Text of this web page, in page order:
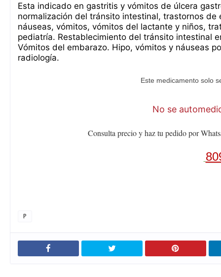
Esta indicado en gastritis y vómitos de úlcera
normalización del tránsito intestinal, trastornos
náuseas, vómitos, vómitos del lactante y niños,
pediatría. Restablecimiento del tránsito intestinal
Vómitos del embarazo. Hipo, vómitos y náuseas
radiología.
Este medicamento solo
No se
Consulta precio y haz tu pedido por
P